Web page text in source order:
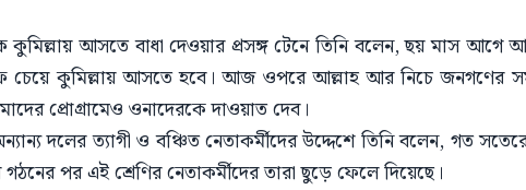
আসতে বাধা দেওয়ার প্রসঙ্গ টেনে তিনি বলেন, ছয় মাস আগে
চেয়ে কুমিল্লায় আসতে হবে। আজ ওপরে আল্লাহ আর নিচে জনগণের
প্রোগ্রামেও ওনাদেরকে দাওয়াত দেব।
দলের ত্যাগী ও বঞ্চিত নেতাকর্মীদের উদ্দেশে তিনি বলেন, গত
পর এই শ্রেণির নেতাকর্মীদের তারা ছুড়ে ফেলে দিয়েছে।